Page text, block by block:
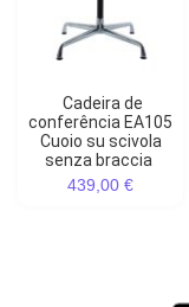
Cadeira de
conferência EA105
Cuoio su scivola
senza braccia
439,00 €